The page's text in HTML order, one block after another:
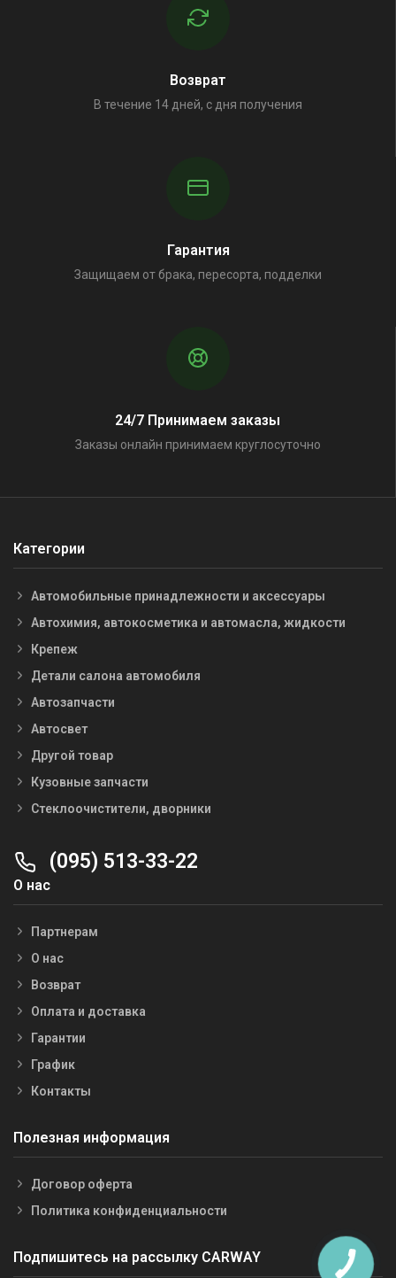
Возврат
В течение 14 дней, с дня получения
Гарантия
Защищаем от брака, пересорта, подделки
24/7 Принимаем заказы
Заказы онлайн принимаем круглосуточно
Категории
Автомобильные принадлежности и аксессуары
Автохимия, автокосметика и автомасла, жидкости
Крепеж
Детали салона автомобиля
Автозапчасти
Автосвет
Другой товар
Кузовные запчасти
Стеклоочистители, дворники
(095) 513-33-22
О нас
Партнерам
О нас
Возврат
Оплата и доставка
Гарантии
График
Контакты
Полезная информация
Договор оферта
Политика конфиденциальности
Подпишитесь на рассылку CARWAY